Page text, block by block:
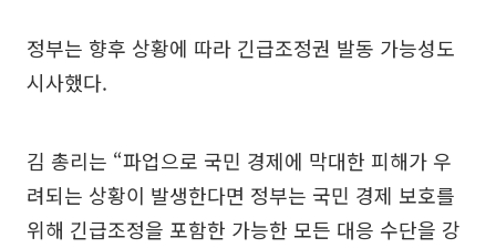
정부는 향후 상황에 따라 긴급조정권 발동 가능성도
시사했다.
김 총리는 “파업으로 국민 경제에 막대한 피해가 우
려되는 상황이 발생한다면 정부는 국민 경제 보호를
위해 긴급조정을 포함한 가능한 모든 대응 수단을 강